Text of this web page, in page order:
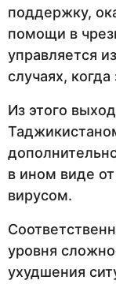
поддержку,
помощи в
управляется
случаях,
Из этого
в ином виде
вирусом.
уровня
ухудшения